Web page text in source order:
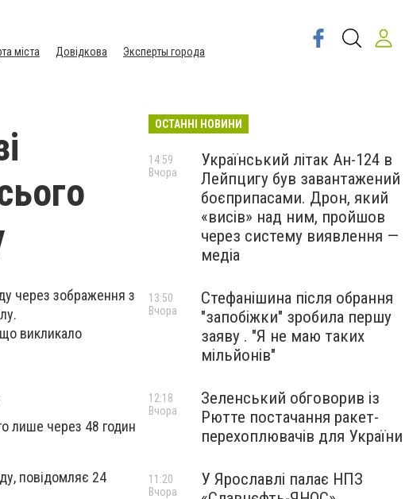
міста Довідкова Эксперты города
через зображення з
викликало
лише через 48 годин
повідомляє 24
ОСТАННІ НОВИНИ
Український літак Ан-124 в
Лейпцигу був завантажений
боєприпасами. Дрон, який
«висів» над ним, пройшов
через систему виявлення —
медіа
14:59
Вчора
Стефанішина після обрання
"запобіжки" зробила першу
заяву . "Я не маю таких
мільйонів"
13:50
Вчора
Зеленський обговорив із
Рютте постачання ракет-
перехоплювачів для України
12:18
Вчора
У Ярославлі палає НПЗ
11:20
Вчора